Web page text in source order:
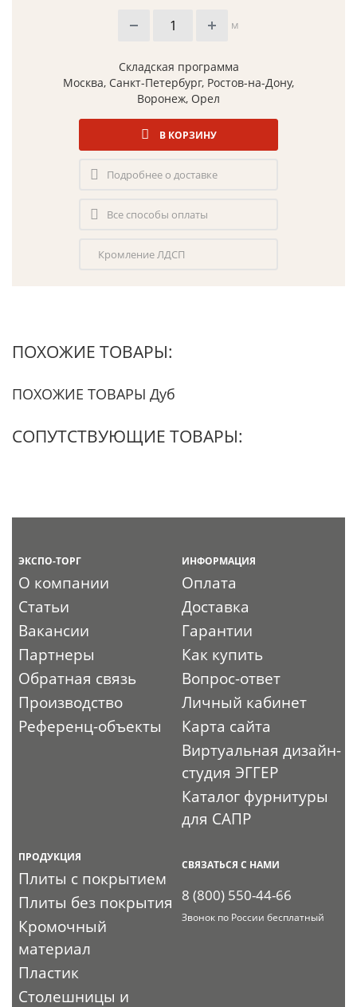
м
Складская программа
Москва, Санкт-Петербург, Ростов-на-Дону,
Воронеж, Орел
В КОРЗИНУ
Подробнее о доставке
Все способы оплаты
Кромление ЛДСП
ПОХОЖИЕ ТОВАРЫ:
ПОХОЖИЕ ТОВАРЫ Дуб
СОПУТСТВУЮЩИЕ ТОВАРЫ:
ЭКСПО-ТОРГ
О компании
Статьи
Вакансии
Партнеры
Обратная связь
Производство
Референц-объекты
ИНФОРМАЦИЯ
Оплата
Доставка
Гарантии
Как купить
Вопрос-ответ
Личный кабинет
Карта сайта
Виртуальная дизайн-
студия ЭГГЕР
Каталог фурнитуры
для САПР
ПРОДУКЦИЯ
Плиты с покрытием
Плиты без покрытия
Кромочный
материал
Пластик
Столешницы и
СВЯЗАТЬСЯ С НАМИ
8 (800) 550-44-66
Звонок по России бесплатный